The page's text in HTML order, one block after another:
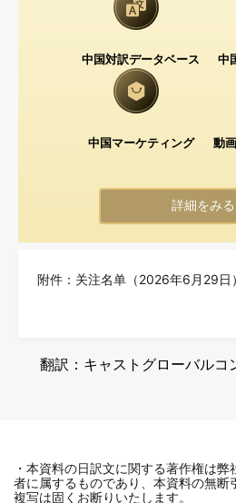
中国対訳データベース 中
中国マーケティング 動
詳細をみる
附件：关注名单（2026年6月29日）
翻訳：キャストグローバルコ
・本資料の日訳文に関する著作権は
者に属するものであり、本資料の無断
複写は固くお断りいたします。